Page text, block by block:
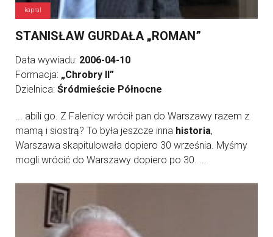
kapral
STANISŁAW GURDAŁA „ROMAN”
Data wywiadu: 2006-04-10
Formacja: „Chrobry II”
Dzielnica: Śródmieście Północne
... abili go. Z Falenicy wrócił pan do Warszawy razem z
mamą i siostrą? To była jeszcze inna historia,
Warszawa skapitulowała dopiero 30 września. Myśmy
mogli wrócić do Warszawy dopiero po 30. ...